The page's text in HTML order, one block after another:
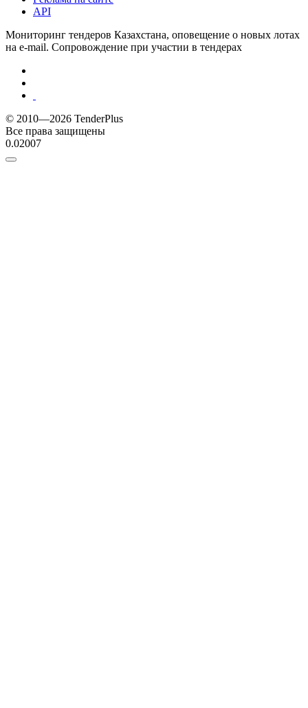
API
Мониторинг тендеров Казахстана, оповещение о новых лотах
на e-mail. Сопровождение при участии в тендерах
© 2010—2026 TenderPlus
Все права защищены
0.02007